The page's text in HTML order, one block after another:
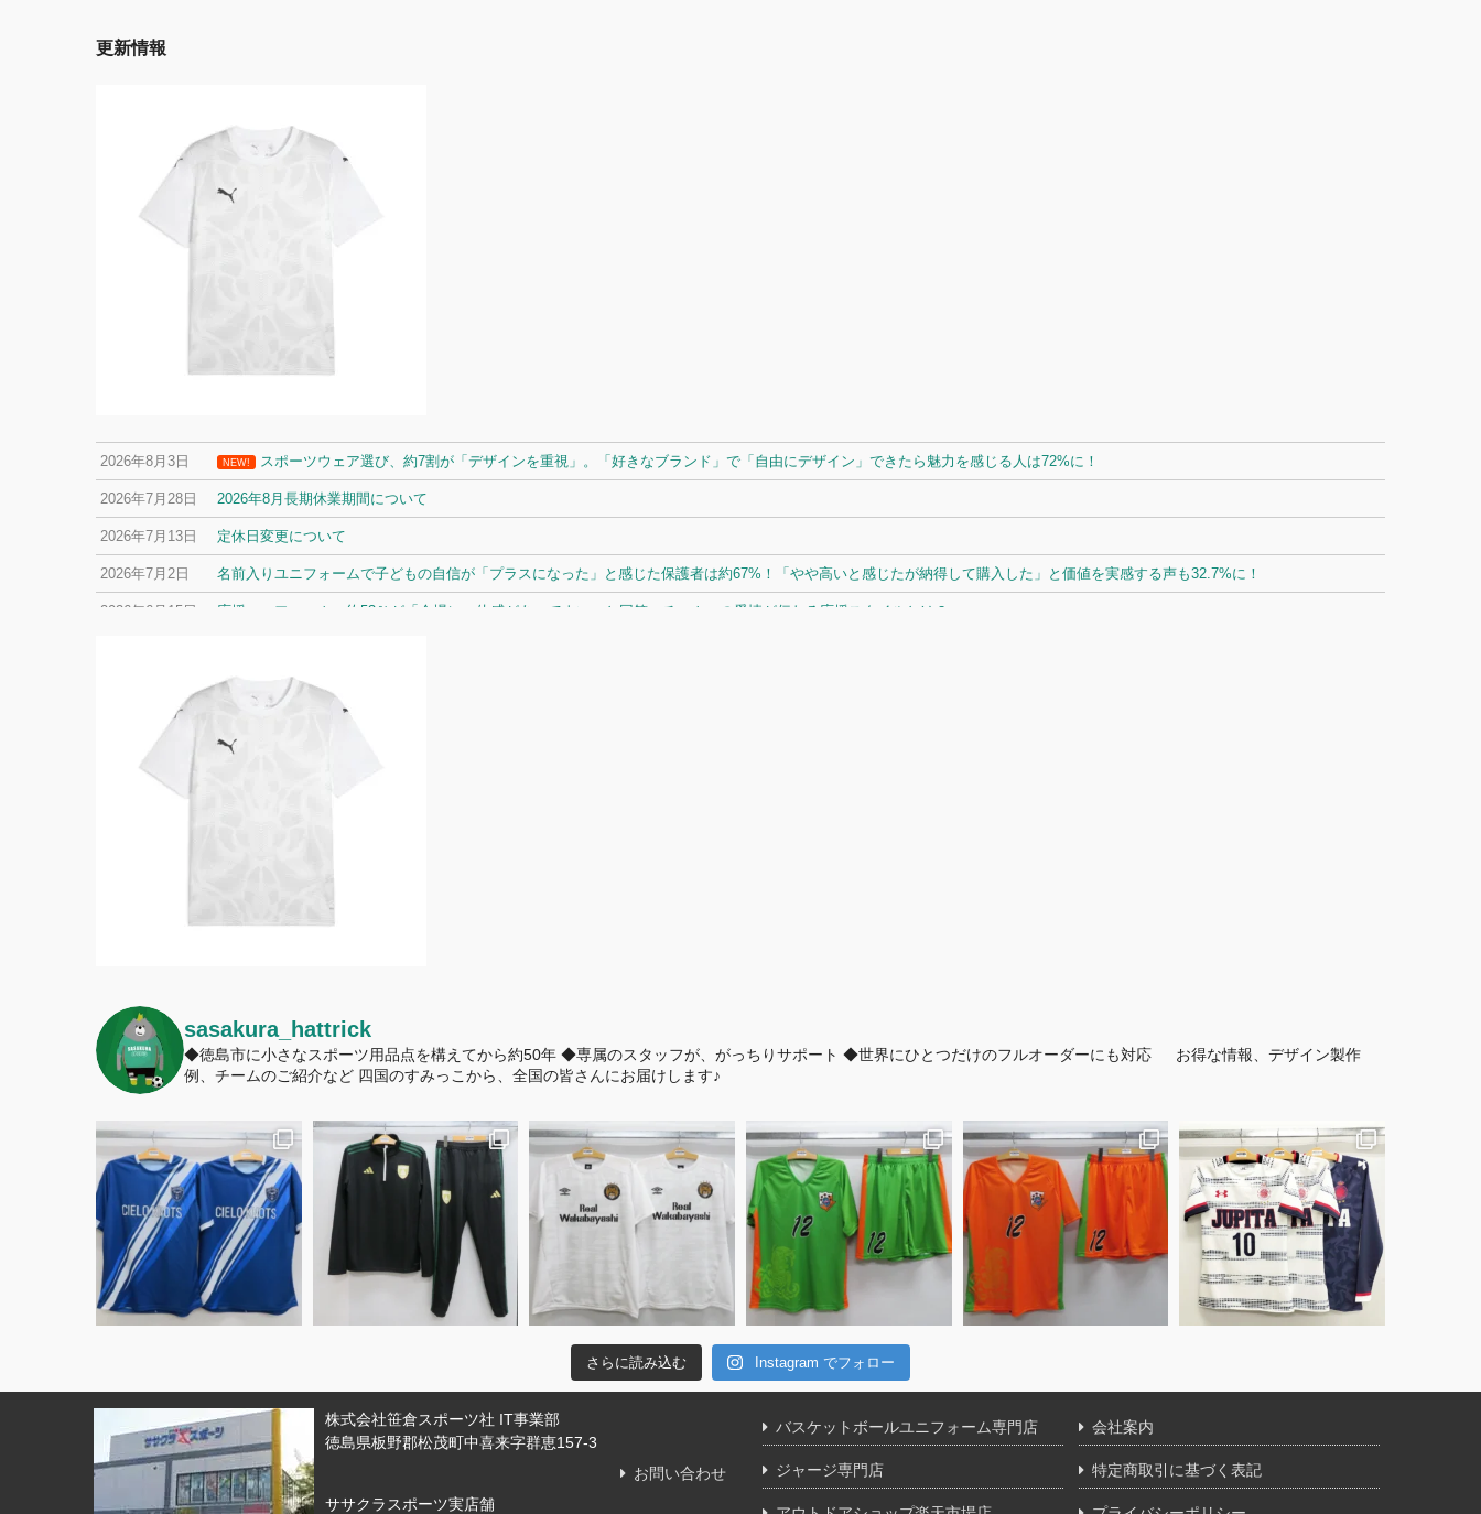
更新情報
2026年8月3日 NEW! スポーツウェア選び、約7割が「デザインを重視」。「好きなブランド」で「自由にデザイン」できたら魅力を感じる人は72%に！
2026年7月28日 2026年8月長期休業期間について
2026年7月13日 定休日変更について
2026年7月2日 名前入りユニフォームで子どもの自信が「プラスになった」と感じた保護者は約67%！「やや高いと感じたが納得して購入した」と価値を実感する声も32.7%に！
2026年6月15日 応援ユニフォーム、約53％が「会場に一体感があってよい」と回答。チームへの愛情が伝わる応援スタイルとは？
sasakura_hattrick
◆徳島市に小さなスポーツ用品点を構えてから約50年 ◆専属のスタッフが、がっちりサポート ◆世界にひとつだけのフルオーダーにも対応
お得な情報、デザイン製作
例、チームのご紹介など 四国のすみっこから、全国の皆さんにお届けします♪
さらに読み込む Instagram でフォロー
株式会社笹倉スポーツ社 IT事業部
徳島県板野郡松茂町中喜来字群恵157-3
お問い合わせ
ササクラスポーツ実店舗
バスケットボールユニフォーム専門店
ジャージ専門店
会社案内
特定商取引に基づく表記